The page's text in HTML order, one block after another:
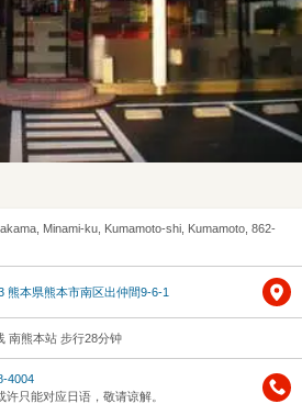
Minami-ku, Kumamoto-shi, Kumamoto, 862-
熊本県熊本市南区出仲間9-6-1
南熊本站 步行28分钟
4004
许只能对应日语，敬请谅解。